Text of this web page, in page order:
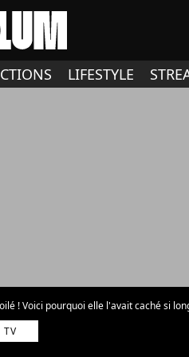
LIFESTYLE
! Voici pourquoi elle l'avait caché si
TV